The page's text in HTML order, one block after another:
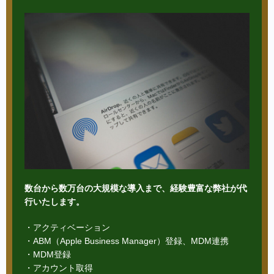
数台から数万台の大規模な導入まで、経験豊富な弊社が代
行いたします。
・アクティベーション
・ABM（Apple Business Manager）登録、MDM連携
・MDM登録
・アカウント取得